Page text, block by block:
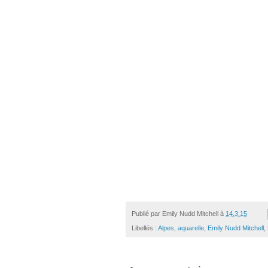
Publié par Emily Nudd Mitchell à 14.3.15
Libellés : Alpes aquarelle Emily Nudd Mitchell